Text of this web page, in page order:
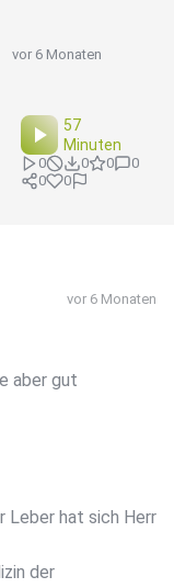
vor 6 Monaten
57
Minuten
0 0 0
0
0
0
vor 6 Monaten
aber gut
Leber hat sich Herr
der